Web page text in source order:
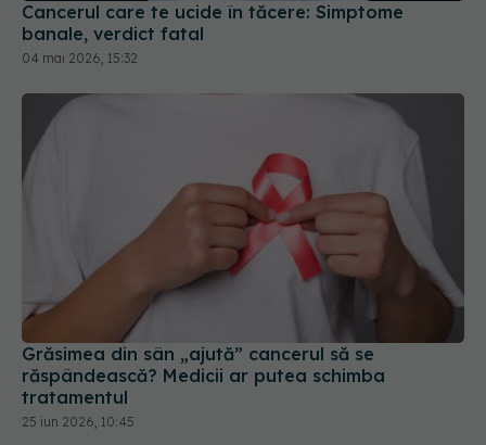
Cancerul care te ucide în tăcere: Simptome
banale, verdict fatal
04 mai 2026, 15:32
Grăsimea din sân „ajută” cancerul să se
răspândească? Medicii ar putea schimba
tratamentul
25 iun 2026, 10:45